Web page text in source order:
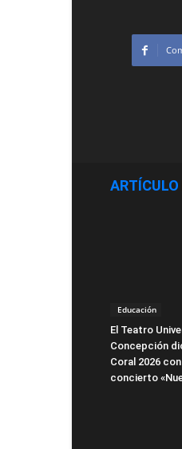
Educación
El Teatro
Concepción
Coral 2026
concierto